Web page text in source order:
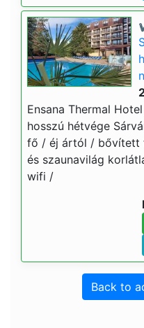
Ensana Thermal
hosszú hétvége
fő / éj ártól / bővített
és szaunavilág
wifi /
Back to